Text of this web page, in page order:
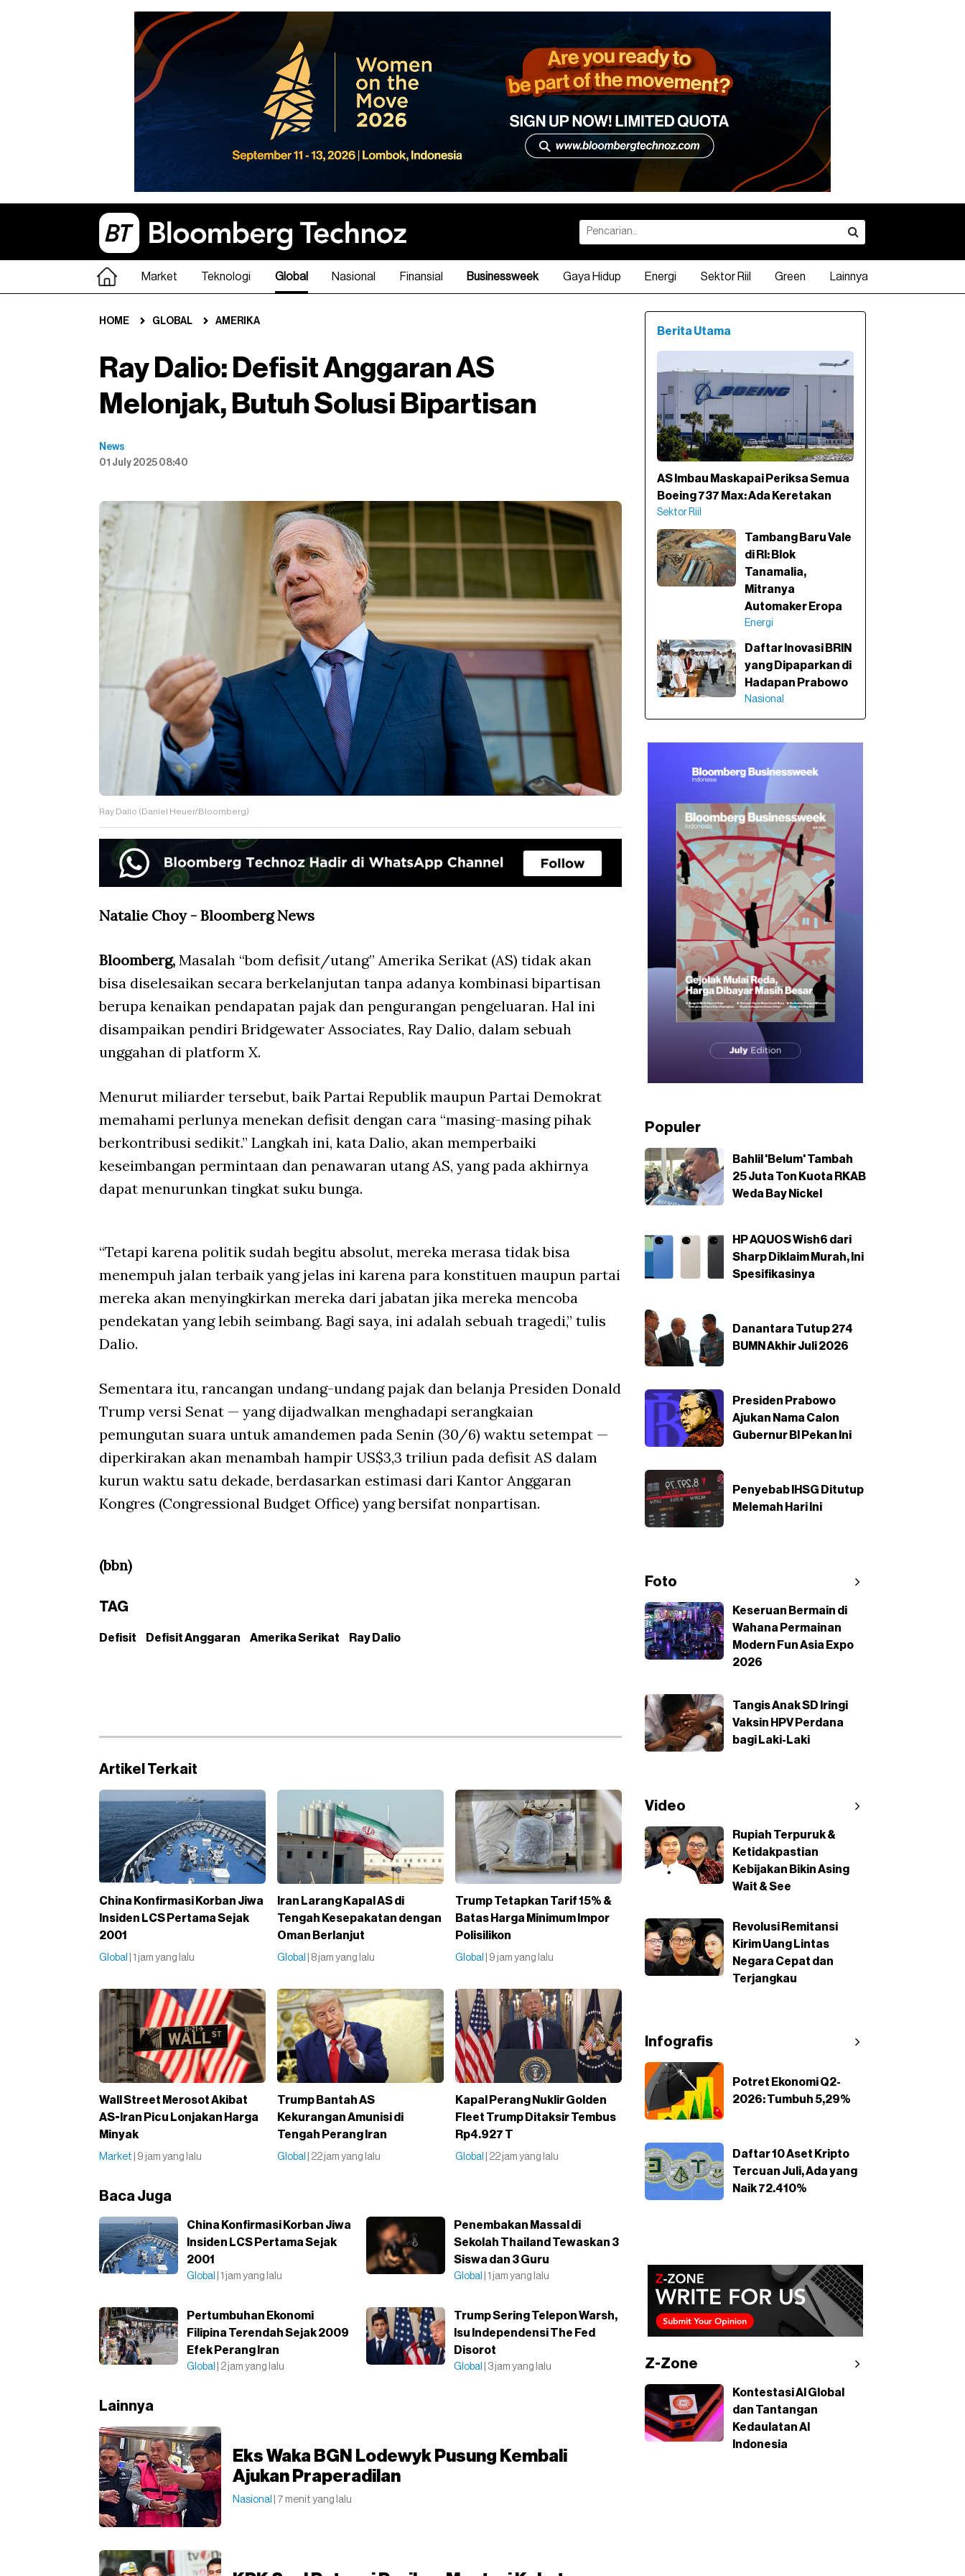
Market Teknologi Global Nasional Finansial Businessweek Gaya Hidup Energi Sektor Riil Green Lainnya
HOME GLOBAL AMERIKA
Ray Dalio: Defisit Anggaran AS
Melonjak, Butuh Solusi Bipartisan
News
01 July 2025 08:40
Ray Dalio (Daniel Heuer/Bloomberg)
Natalie Choy - Bloomberg News
Bloomberg, Masalah “bom defisit/utang” Amerika Serikat (AS) tidak akan
bisa diselesaikan secara berkelanjutan tanpa adanya kombinasi bipartisan
berupa kenaikan pendapatan pajak dan pengurangan pengeluaran. Hal ini
disampaikan pendiri Bridgewater Associates, Ray Dalio, dalam sebuah
unggahan di platform X.
Menurut miliarder tersebut, baik Partai Republik maupun Partai Demokrat
memahami perlunya menekan defisit dengan cara “masing-masing pihak
berkontribusi sedikit.” Langkah ini, kata Dalio, akan memperbaiki
keseimbangan permintaan dan penawaran utang AS, yang pada akhirnya
dapat menurunkan tingkat suku bunga.
“Tetapi karena politik sudah begitu absolut, mereka merasa tidak bisa
menempuh jalan terbaik yang jelas ini karena para konstituen maupun partai
mereka akan menyingkirkan mereka dari jabatan jika mereka mencoba
pendekatan yang lebih seimbang. Bagi saya, ini adalah sebuah tragedi,” tulis
Dalio.
Sementara itu, rancangan undang-undang pajak dan belanja Presiden Donald
Trump versi Senat — yang dijadwalkan menghadapi serangkaian
pemungutan suara untuk amandemen pada Senin (30/6) waktu setempat —
diperkirakan akan menambah hampir US$3,3 triliun pada defisit AS dalam
kurun waktu satu dekade, berdasarkan estimasi dari Kantor Anggaran
Kongres (Congressional Budget Office) yang bersifat nonpartisan.
(bbn)
TAG
Defisit Defisit Anggaran Amerika Serikat Ray Dalio
Artikel Terkait
China Konfirmasi Korban Jiwa
Insiden LCS Pertama Sejak
2001
Global | 1 jam yang lalu
Iran Larang Kapal AS di
Tengah Kesepakatan dengan
Oman Berlanjut
Global | 8 jam yang lalu
Trump Tetapkan Tarif 15% &
Batas Harga Minimum Impor
Polisilikon
Global | 9 jam yang lalu
Wall Street Merosot Akibat
AS-Iran Picu Lonjakan Harga
Minyak
Market | 9 jam yang lalu
Trump Bantah AS
Kekurangan Amunisi di
Tengah Perang Iran
Global | 22 jam yang lalu
Kapal Perang Nuklir Golden
Fleet Trump Ditaksir Tembus
Rp4.927 T
Global | 22 jam yang lalu
Baca Juga
China Konfirmasi Korban Jiwa
Insiden LCS Pertama Sejak
2001
Global | 1 jam yang lalu
Penembakan Massal di
Sekolah Thailand Tewaskan 3
Siswa dan 3 Guru
Global | 1 jam yang lalu
Pertumbuhan Ekonomi
Filipina Terendah Sejak 2009
Efek Perang Iran
Global | 2 jam yang lalu
Trump Sering Telepon Warsh,
Isu Independensi The Fed
Disorot
Global | 3 jam yang lalu
Lainnya
Eks Waka BGN Lodewyk Pusung Kembali
Ajukan Praperadilan
Nasional | 7 menit yang lalu
Berita Utama
AS Imbau Maskapai Periksa Semua
Boeing 737 Max: Ada Keretakan
Sektor Riil
Tambang Baru Vale
di RI: Blok
Tanamalia,
Mitranya
Automaker Eropa
Energi
Daftar Inovasi BRIN
yang Dipaparkan di
Hadapan Prabowo
Nasional
Populer
Bahlil 'Belum' Tambah
25 Juta Ton Kuota RKAB
Weda Bay Nickel
HP AQUOS Wish6 dari
Sharp Diklaim Murah, Ini
Spesifikasinya
Danantara Tutup 274
BUMN Akhir Juli 2026
Presiden Prabowo
Ajukan Nama Calon
Gubernur BI Pekan Ini
Penyebab IHSG Ditutup
Melemah Hari Ini
Foto
Keseruan Bermain di
Wahana Permainan
Modern Fun Asia Expo
2026
Tangis Anak SD Iringi
Vaksin HPV Perdana
bagi Laki-Laki
Video
Rupiah Terpuruk &
Ketidakpastian
Kebijakan Bikin Asing
Wait & See
Revolusi Remitansi
Kirim Uang Lintas
Negara Cepat dan
Terjangkau
Infografis
Potret Ekonomi Q2-
2026: Tumbuh 5,29%
Daftar 10 Aset Kripto
Tercuan Juli, Ada yang
Naik 72.410%
Z-Zone
Kontestasi AI Global
dan Tantangan
Kedaulatan AI
Indonesia